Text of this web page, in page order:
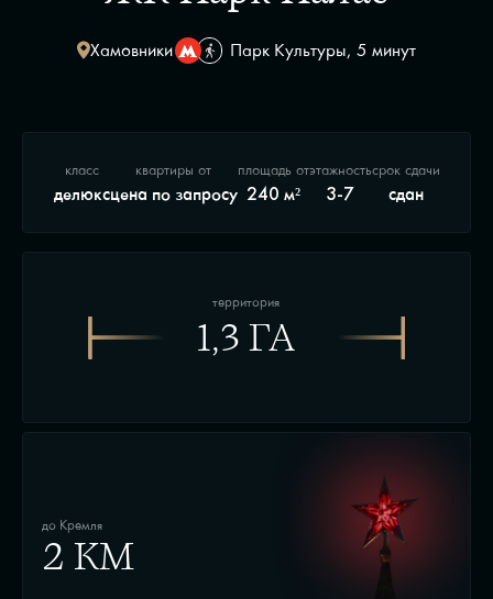
Хамовники Парк Культуры, 5 минут
класс
делюкс
квартиры от
цена по запросу
площадь от
240 м²
этажность
3-7
срок сдачи
сдан
территория
1,3 ГА
до Кремля
2 КМ